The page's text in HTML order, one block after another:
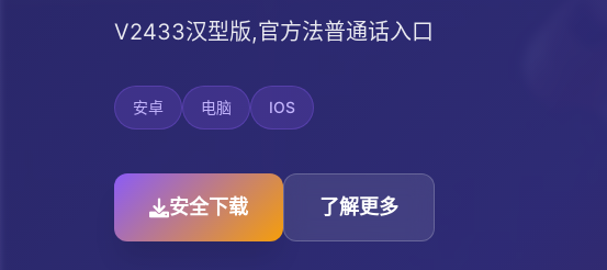
V2433汉型版,官方法普通话入口
安卓 电脑 IOS
安全下载 了解更多